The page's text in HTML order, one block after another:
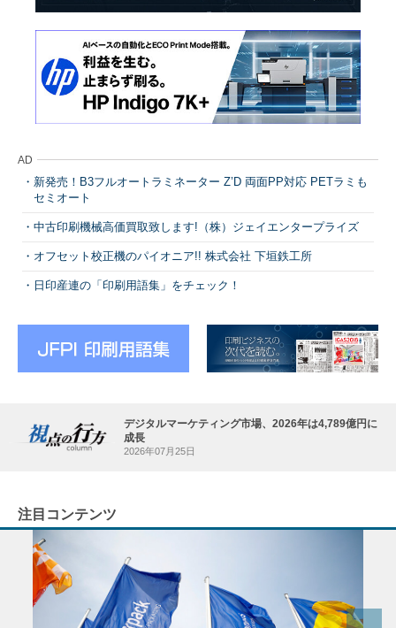
AD
新発売！B3フルオートラミネーター Z’D 両面PP対応 PETラミも
セミオート
中古印刷機械高価買取致します!（株）ジェイエンタープライズ
オフセット校正機のパイオニア!! 株式会社 下垣鉄工所
日印産連の「印刷用語集」をチェック！
デジタルマーケティング市場、2026年は4,789億円に
成長
2026年07月25日
注目コンテンツ